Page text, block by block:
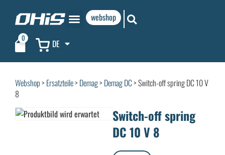
webshop
0 DE
Webshop> Ersatzteile> Demag> Demag DC> Switch-off spring DC 10 V
8
Switch-off spring
DC 10 V 8